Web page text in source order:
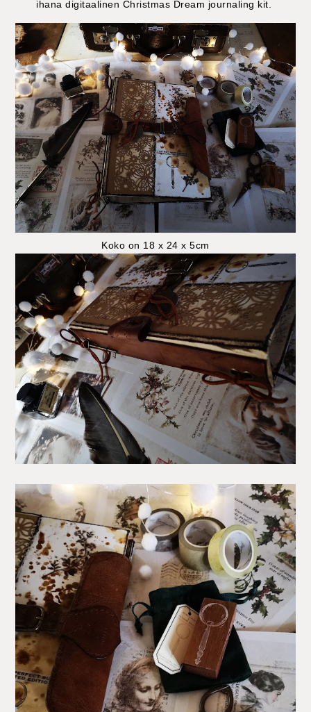
ihana digitaalinen Christmas Dream journaling kit.
Koko on 18 x 24 x 5cm